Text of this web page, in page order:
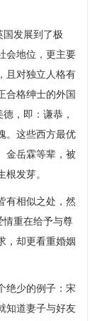
发展到了极
会地位，更主要
且对独立人格有
合格绅士的外国
，即：谦恭，
。这些西方最优
金岳霖等辈，被
发芽。
相似之处，然
情重在给予与尊
，却更看重婚姻
少的例子：宋
知道妻子与好友